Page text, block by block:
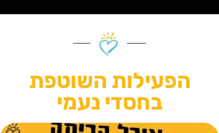
הפעילות השוטפת
בחסדי נעמי